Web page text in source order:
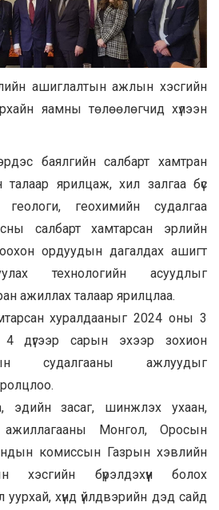
ашиглалтын ажлын хэсгийн
яамны төлөөлөгчид хүлээн
баялгийн салбарт хамтран
ярилцаж, хил залгаа бүс
геохимийн судалгаа
салбарт хамтарсан эрлийн
ордуудын дагалдах ашигт
технологийн асуудлыг
ажиллах талаар ярилцлаа.
хуралдааныг 2024 оны 3
4 дүгээр сарын эхээр зохион
судалгааны ажлуудыг
эдийн засаг, шинжлэх ухаан,
Монгол, Оросын
комиссын Газрын хэвлийн
хэсгийн бүрэлдэхүүн болох
хүнд үйлдвэрийн дэд сайд